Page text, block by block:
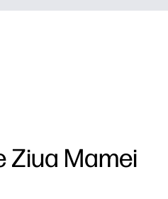
Imprimante
Ziua Mamei